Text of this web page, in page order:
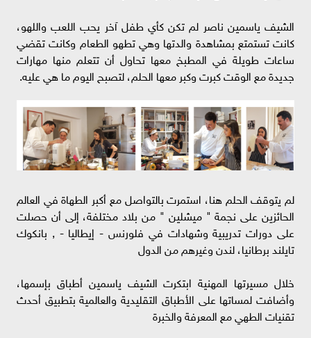
الشيف ياسمين ناصر لم تكن كأي طفل آخر يحب اللعب واللهو،
كانت تستمتع بمشاهدة والدتها وهي تطهو الطعام وكانت تقضي
ساعات طويلة في المطبخ معها تحاول أن تتعلم منها مهارات
جديدة مع الوقت كبرت وكبر معها الحلم، لتصبح اليوم ما هي عليه.
لم يتوقف الحلم هنا، استمرت بالتواصل مع أكبر الطهاة في العالم
الحائزين على نجمة " ميشلين " من بلاد مختلفة، إلى أن حصلت
على دورات تدريبية وشهادات في فلورنس - إيطاليا - , بانكوك
تايلند برطانيا، لندن وغيرهم من الدول
خلال مسيرتها المهنية ابتكرت الشيف ياسمين أطباق بإسمها،
وأضافت لمساتها على الأطباق التقليدية والعالمية بتطبيق أحدث
تقنيات الطهي مع المعرفة والخبرة